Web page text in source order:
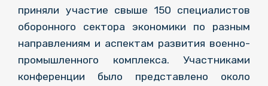
приняли участие свыше 150 специалистов
оборонного сектора экономики по разным
направлениям и аспектам развития военно-
промышленного комплекса. Участниками
конференции было представлено около